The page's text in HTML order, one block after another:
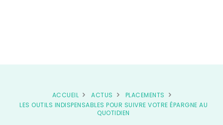
ACCUEIL ACTUS
PLACEMENTS
LES OUTILS INDISPENSABLES POUR SUIVRE VOTRE ÉPARGNE AU
QUOTIDIEN